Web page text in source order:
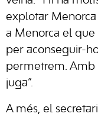
explotar Menorca
a Menorca el
per aconseguir-
permetrem. Amb
juga”.
A més, el